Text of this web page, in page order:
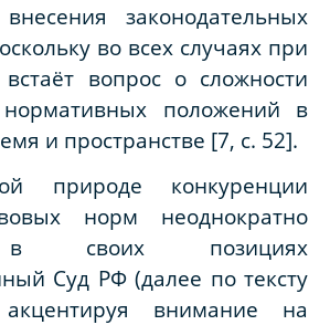
законодательных
во всех случаях при
вопрос о сложности
положений в
и пространстве [7, с. 52].
природе конкуренции
норм неоднократно
в своих позициях
Суд РФ (далее по тексту
внимание на